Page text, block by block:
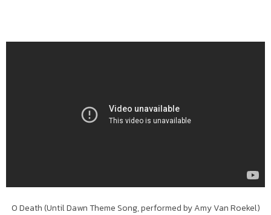
O Death (Until Dawn Theme Song, performed by Amy Van Roekel)